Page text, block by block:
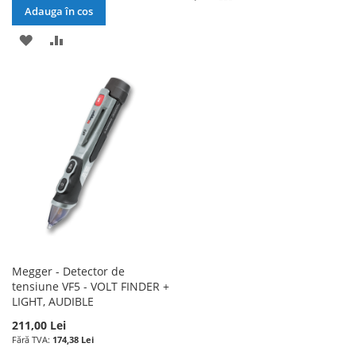
Adauga în cos
ADAUGATI
DORINTE
COMPARARE
Megger - Detector de
tensiune VF5 - VOLT FINDER +
LIGHT, AUDIBLE
211,00 Lei
174,38 Lei